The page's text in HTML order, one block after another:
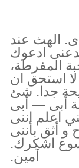
الهث عند
ادعوك
المفرطة،
استحق ان
جدا. شئ
أبى — أبى
اعلم اننى
و أثق بأننى
اشكرك.
آمين.